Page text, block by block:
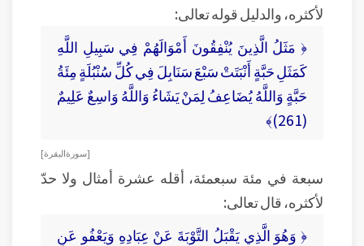
لأكثره، والدليل قوله تعالى:
﴿ مَثَلُ الَّذِينَ يُنْفِقُونَ أَمْوَالَهُمْ فِي سَبِيلِ اللَّهِ
كَمَثَلِ حَبَّةٍ أَنْبَتَتْ سَبْعَ سَنَابِلَ فِي كُلِّ سُنْبُلَةٍ مِئَةُ
حَبَّةٍ وَاللَّهُ يُضَاعِفُ لِمَنْ يَشَاءُ وَاللَّهُ وَاسِعٌ عَلِيمٌ
(261)﴾
[ سورة البقرة ]
سبعة في مئة سبعمئة، أقله عشرة أمثال ولا حدّ
لأكثره، قال تعالى:
﴿ وَهُوَ الَّذِي يَقْبَلُ التَّوْبَةَ عَنْ عِبَادِهِ وَيَعْفُو عَنِ